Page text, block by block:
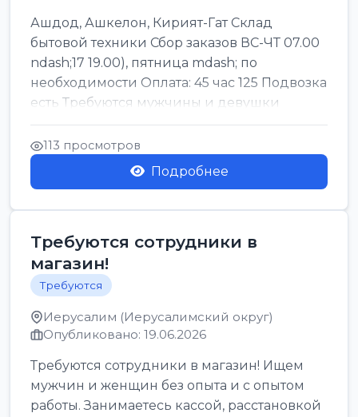
Ашдод, Ашкелон, Кирият-Гат Склад
бытовой техники Сбор заказов ВС-ЧТ 07.00
ndash;17 19.00), пятница mdash; по
необходимости Оплата: 45 час 125 Подвозка
есть Требуются мужчины и девушки
Только официальн...
113 просмотров
Подробнее
Требуются сотрудники в
магазин!
Требуются
Иерусалим (Иерусалимский округ)
Опубликовано: 19.06.2026
Требуются сотрудники в магазин! Ищем
мужчин и женщин без опыта и с опытом
работы. Занимаетесь кассой, расстановкой